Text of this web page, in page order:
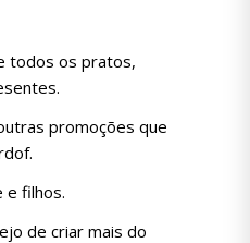
todos os pratos,
promoções que
e filhos.
de criar mais do